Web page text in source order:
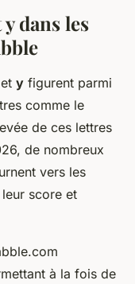
ydans les
et y figurent parmi
comme le
de ces lettres
de nombreux
vers les
score et
à la fois de